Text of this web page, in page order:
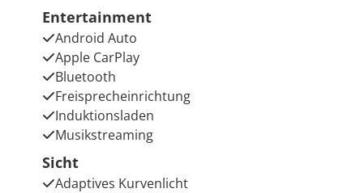
Entertainment
Android Auto
Apple CarPlay
Bluetooth
Freisprecheinrichtung
Induktionsladen
Musikstreaming
Sicht
Adaptives Kurvenlicht